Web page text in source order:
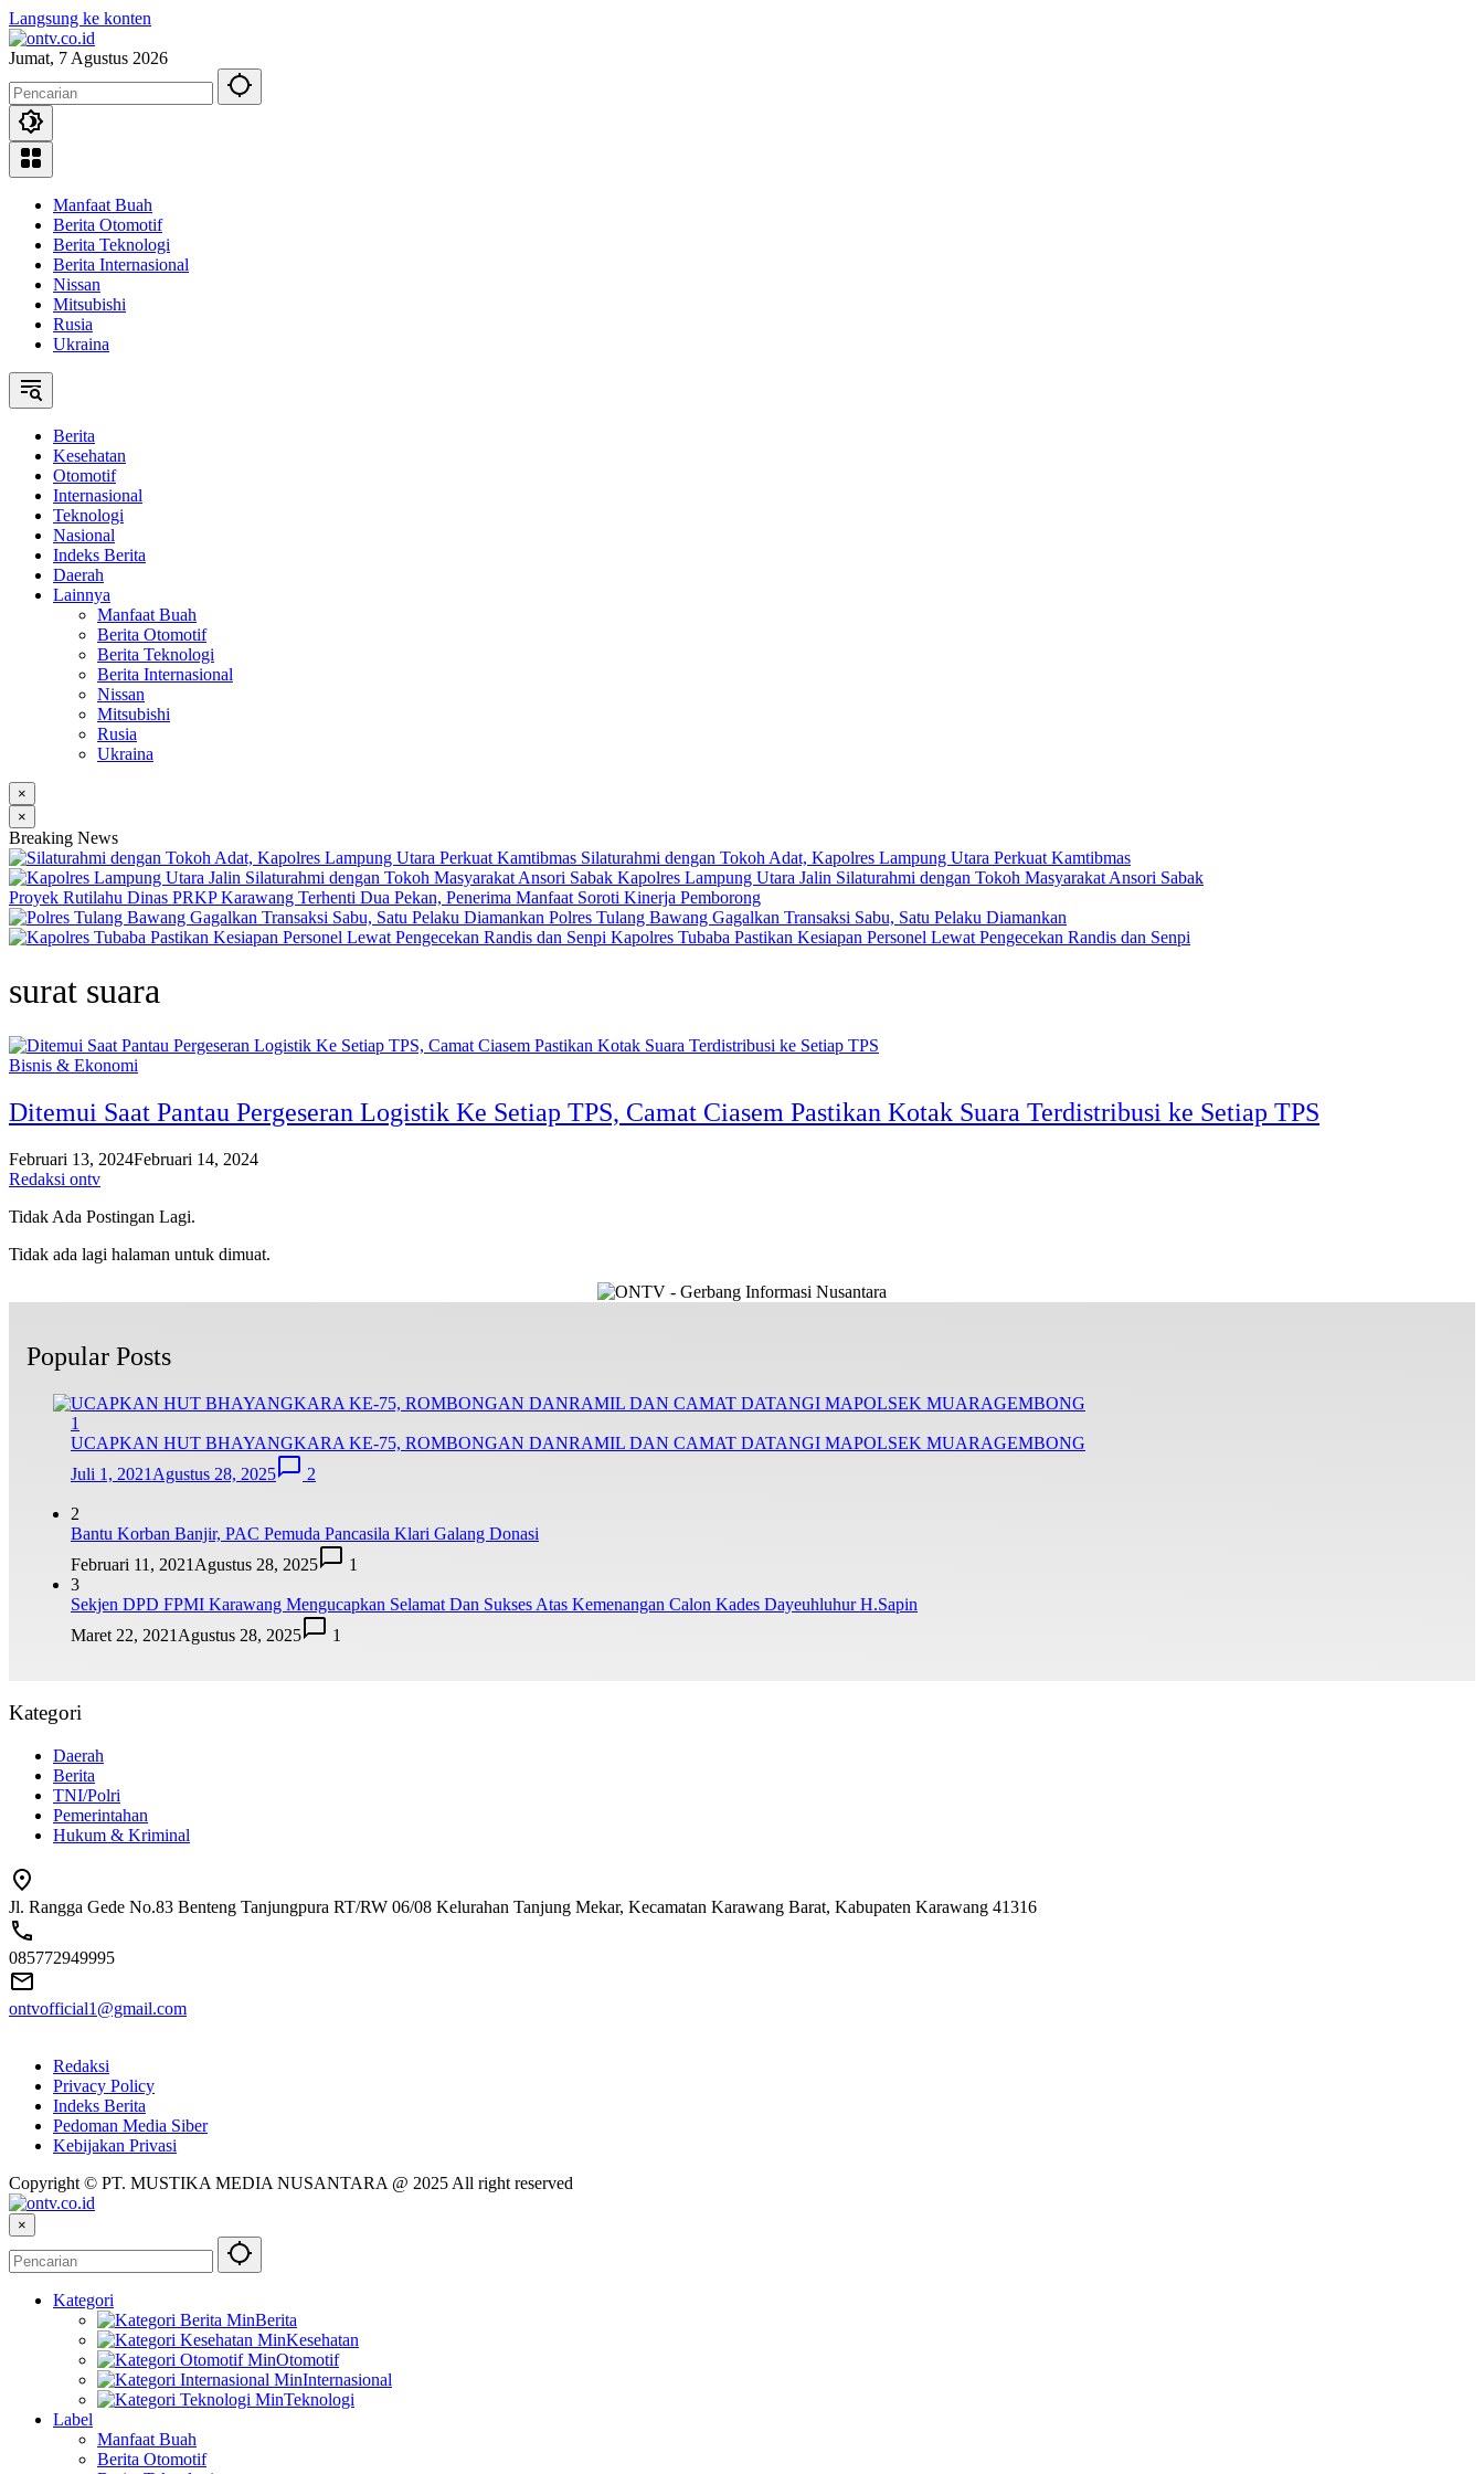
Langsung ke konten
Jumat, 7 Agustus 2026
Manfaat Buah
Berita Otomotif
Berita Teknologi
Berita Internasional
Nissan
Mitsubishi
Rusia
Ukraina
Berita
Kesehatan
Otomotif
Internasional
Teknologi
Nasional
Indeks Berita
Daerah
Lainnya
Manfaat Buah
Berita Otomotif
Berita Teknologi
Berita Internasional
Nissan
Mitsubishi
Rusia
Ukraina
×
×
Breaking News
Silaturahmi dengan Tokoh Adat, Kapolres Lampung Utara Perkuat Kamtibmas
Kapolres Lampung Utara Jalin Silaturahmi dengan Tokoh Masyarakat Ansori Sabak
Proyek Rutilahu Dinas PRKP Karawang Terhenti Dua Pekan, Penerima Manfaat Soroti Kinerja Pemborong
Polres Tulang Bawang Gagalkan Transaksi Sabu, Satu Pelaku Diamankan
Kapolres Tubaba Pastikan Kesiapan Personel Lewat Pengecekan Randis dan Senpi
surat suara
Bisnis & Ekonomi
Ditemui Saat Pantau Pergeseran Logistik Ke Setiap TPS, Camat Ciasem Pastikan Kotak Suara Terdistribusi ke Setiap TPS
Februari 13, 2024Februari 14, 2024
Redaksi ontv
Tidak Ada Postingan Lagi.
Tidak ada lagi halaman untuk dimuat.
Popular Posts
1
UCAPKAN HUT BHAYANGKARA KE-75, ROMBONGAN DANRAMIL DAN CAMAT DATANGI MAPOLSEK MUARAGEMBONG
Juli 1, 2021 Agustus 28, 2025 2
2
Bantu Korban Banjir, PAC Pemuda Pancasila Klari Galang Donasi
Februari 11, 2021 Agustus 28, 2025
1
3
Sekjen DPD FPMI Karawang Mengucapkan Selamat Dan Sukses Atas Kemenangan Calon Kades Dayeuhluhur H.Sapin
Maret 22, 2021 Agustus 28, 2025 1
Kategori
Daerah
Berita
TNI/Polri
Pemerintahan
Hukum & Kriminal
Jl. Rangga Gede No.83 Benteng Tanjungpura RT/RW 06/08 Kelurahan Tanjung Mekar, Kecamatan Karawang Barat, Kabupaten Karawang 41316
085772949995
ontvofficial1@gmail.com
Redaksi
Privacy Policy
Indeks Berita
Pedoman Media Siber
Kebijakan Privasi
Copyright © PT. MUSTIKA MEDIA NUSANTARA @ 2025 All right reserved
×
Kategori
Berita
Kesehatan
Otomotif
Internasional
Teknologi
Label
Manfaat Buah
Berita Otomotif